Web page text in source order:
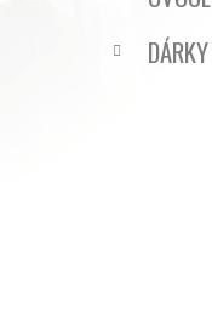
DÁRKY